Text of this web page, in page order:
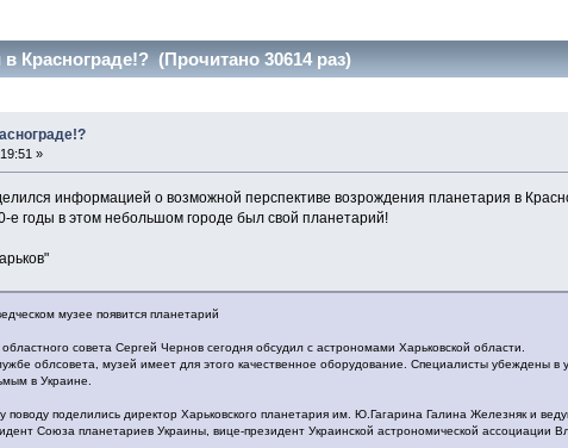
Краснограде!? (Прочитано 30614 раз)
»
информацией о возможной перспективе возрождения планетария в
е годы в этом небольшом городе был свой планетарий!
музее появится планетарий
совета Сергей Чернов сегодня обсудил с астрономами Харьковской области.
облсовета, музей имеет для этого качественное оборудование. Специалисты убеждены в
в Украине.
поводу поделились директор Харьковского планетария им. Ю.Гагарина Галина Железняк и
Союза планетариев Украины, вице-президент Украинской астрономической ассоциации